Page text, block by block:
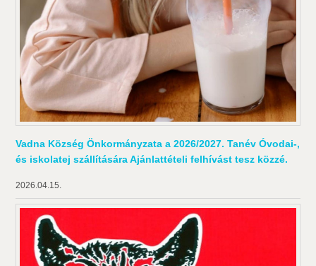
Vadna Község Önkormányzata a 2026/2027. Tanév Óvodai-,
és iskolatej szállítására Ajánlattételi felhívást tesz közzé.
2026.04.15.